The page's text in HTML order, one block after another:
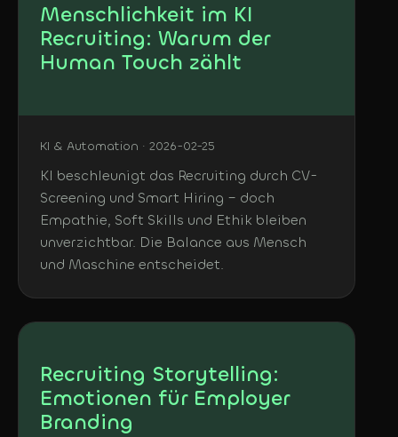
Menschlichkeit im KI
Recruiting: Warum der
Human Touch zählt
KI & Automation · 2026-02-25
KI beschleunigt das Recruiting durch CV-
Screening und Smart Hiring – doch
Empathie, Soft Skills und Ethik bleiben
unverzichtbar. Die Balance aus Mensch
und Maschine entscheidet.
Recruiting Storytelling:
Emotionen für Employer
Branding